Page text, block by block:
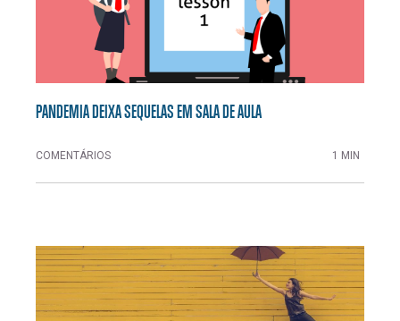
PANDEMIA DEIXA SEQUELAS EM SALA DE AULA
COMENTÁRIOS 1 MIN